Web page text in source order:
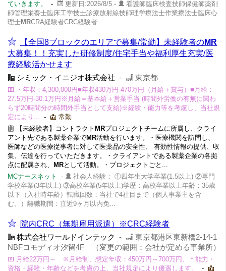
ていきます。 - 更新日:2026/8/5 -
看護師臨床検査技師保健師薬剤
師管理栄養士臨床工学技士診療放射線技師理学療法士作業療法士臨床心
理士MRCRA経験者CRC経験者
【全国8ブロックのエリアで募集/常勤】未経験者のMR
大募集！！充実した研修制度/住宅手当や福利厚生充実/医
療経験活かせます
シミック・イニジオ株式会社 - 東京都
・年収：4,300,000円■年収430万円-470万円（月給＋賞与）■月給：
27.5万円-30.1万円※月給＝基本給＋営業手当 (時間外労働の有無に関わ
らず20時間分の時間外手当として支給)※経験・能力等を考慮し、当社規
定により...
-
常勤
【未経験者】コントラクト MRプロジェクトチームに所属し、クライ
アント先である製薬企業でMR活動を行います。・医療機関を訪問し、
医師などの医療従事者に対して医薬品の安全性、 有効性情報の提供、収
集、伝達を行っていただきます。・クライアントである製薬企業の各拠
点に配属され、
MRとして活動。・プロジェクトごと...
MCナースネット
-
社会人経験： ①四年生大学卒業(1.5以上) ②専門
学校卒業(3年以上) ③高校卒業(5年以上)学歴：高校卒業以上年齢：35歳
以下（入社時年齢）転職回数：当社で4社目まで（個人事業主を含
む。）離職期間：直近9ヶ月以内免...
院内CRC（無期雇用派遣）※CRC経験者
株式会社ワールドインテック -
東京都港区東新橋2-14-1
NBFコモディオ汐留4F （変更の範囲：会社が定める事業所）
月給22万円～ ※月給制、想定年収：450万円～700万円、＊能力・
資格・経験・年齢などを考慮の上、当社規定により優遇します。
-